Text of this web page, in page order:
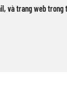
và trang web trong